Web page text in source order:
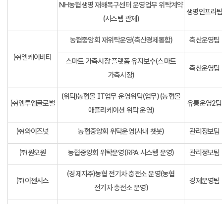
NH농협생명 재해복구센터 운영업무 위탁계약
(시스템 관제)
생명인프라
㈜엘케이비티
농협중앙회 재위탁운영(축산경제통합) 축산운영팀
스마트 가축시장 플랫폼 유지보수(스마트
가축시장)
축산운영팀
㈜엠투엠글로벌
(위탁)농협몰 IT업무 운영위탁(업무) (농협몰
애플리케이션 위탁 운영)
유통운영2팀
㈜와이즈넛 농협중앙회 위탁운영(사내 챗봇) 관리정보팀
㈜원오원 농협중앙회 위탁운영(RPA 시스템 운영) 관리정보팀
㈜이젠시스
(경제지주)농협 전기차 충전소 운영(농협
전기차 충전소 운영)
경제운영팀